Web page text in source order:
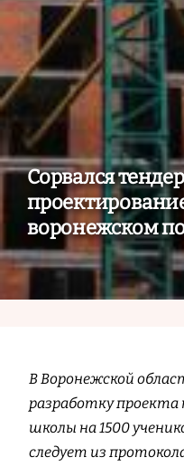
Сорвался
воронежском
В Воронежской
разработку
школы на 1500
следует из